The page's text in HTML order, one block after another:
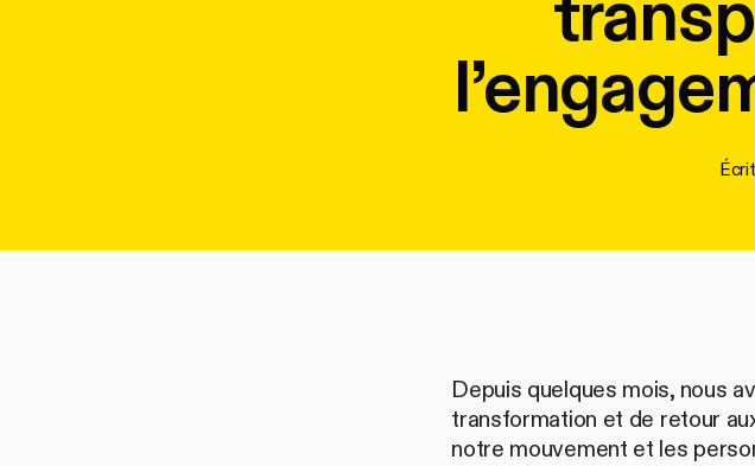
Depuis quelques mois, nous
transformation et de retour
notre mouvement et les